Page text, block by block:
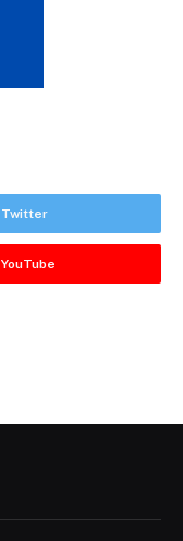
Twitter
YouTube